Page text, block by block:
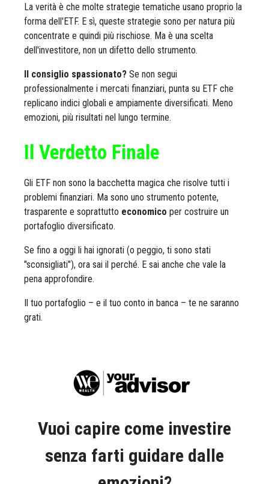
La verità è che molte strategie tematiche usano proprio la
forma dell'ETF. E sì, queste strategie sono per natura più
concentrate e quindi più rischiose. Ma è una scelta
dell'investitore, non un difetto dello strumento.
Il consiglio spassionato? Se non segui
professionalmente i mercati finanziari, punta su ETF che
replicano indici globali e ampiamente diversificati. Meno
emozioni, più risultati nel lungo termine.
Il Verdetto Finale
Gli ETF non sono la bacchetta magica che risolve tutti i
problemi finanziari. Ma sono uno strumento potente,
trasparente e soprattutto economico per costruire un
portafoglio diversificato.
Se fino a oggi li hai ignorati (o peggio, ti sono stati
"sconsigliati"), ora sai il perché. E sai anche che vale la
pena approfondire.
Il tuo portafoglio – e il tuo conto in banca – te ne saranno
grati.
Vuoi capire come investire
senza farti guidare dalle